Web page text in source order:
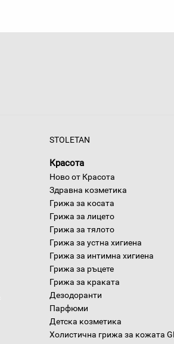
STOLETAN
Красота
Ново от Красота
Здравна козметика
Грижа за косата
Грижа за лицето
Грижа за тялото
Грижа за устна хигиена
Грижа за интимна хигиена
Грижа за ръцете
Грижа за краката
Дезодоранти
Парфюми
Детска козметика
Холистична грижа за кожата